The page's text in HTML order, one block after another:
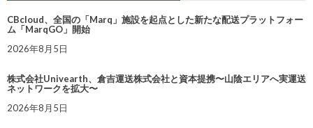
CBcloud、全国の「Marq」施設を起点とした新たな配送プラットフォー
ム「MarqGO」開始
2026年8月5日
株式会社Univearth、倉吉運送株式会社と資本提携〜山陰エリアへ実運送
ネットワークを拡大〜
2026年8月5日